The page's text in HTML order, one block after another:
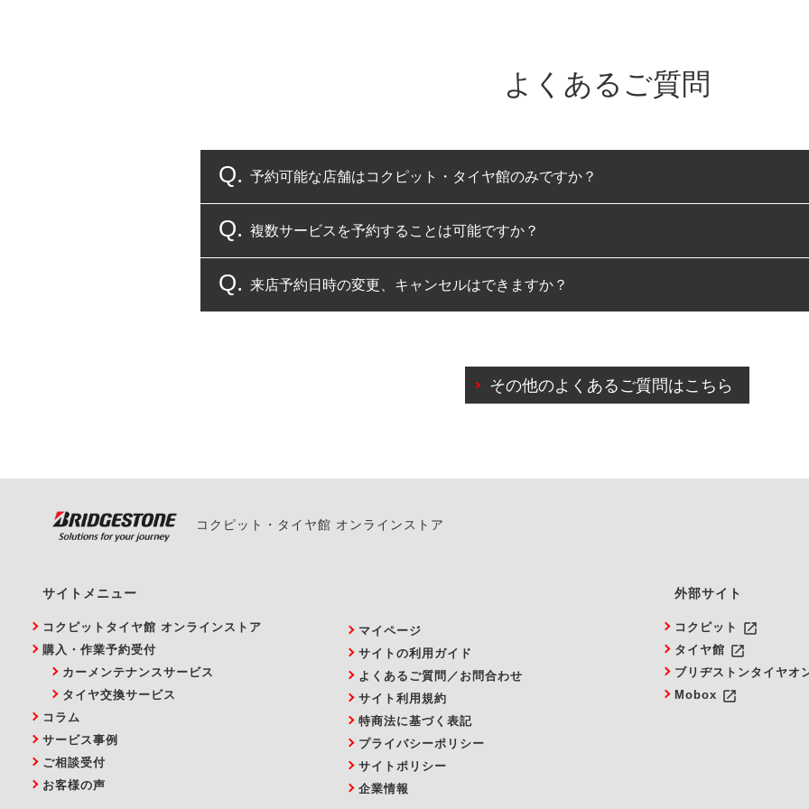
よくあるご質問
予約可能な店舗はコクピット・タイヤ館のみですか？
コクピット・タイヤ館のみとなります。
複数サービスを予約することは可能ですか？
複数サービスのご予約は可能です。
来店予約日時の変更、キャンセルはできますか？
また、やむを得ない事由によりご予約のキャンセルをご希望の際は、直接ご予約いた
その他のよくあるご質問はこちら
コクピット・タイヤ館 オンラインストア
サイトメニュー
コクピットタイヤ館 オンラインストア
購入・作業予約受付
カーメンテナンスサービス
タイヤ交換サービス
コラム
サービス事例
ご相談受付
お客様の声
マイページ
サイトの利用ガイド
よくあるご質問／お問合わせ
サイト利用規約
特商法に基づく表記
プライバシーポリシー
サイトポリシー
企業情報
外部サイト
コクピット launch
タイヤ館 launch
ブリヂストンタイヤオ
Mobox launch